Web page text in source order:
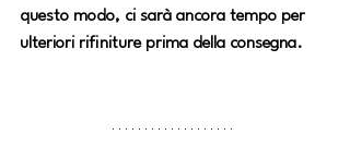
questo modo, ci sarà ancora tempo per
ulteriori rifiniture prima della consegna.